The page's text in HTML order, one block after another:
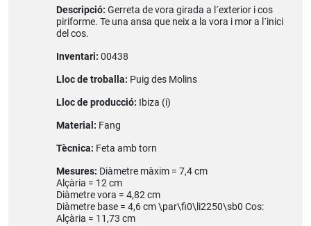
Descripció: Gerreta de vora girada a l´exterior i cos
piriforme. Te una ansa que neix a la vora i mor a l´inici
del cos.
Inventari: 00438
Lloc de troballa: Puig des Molins
Lloc de producció: Ibiza (i)
Material: Fang
Tècnica: Feta amb torn
Mesures: Diàmetre màxim = 7,4 cm
Alçària = 12 cm
Diàmetre vora = 4,82 cm
Diàmetre base = 4,6 cm \par\fi0\li2250\sb0 Cos:
Alçària = 11,73 cm